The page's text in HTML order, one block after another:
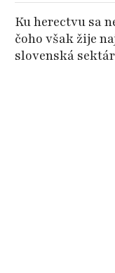
Ku herectvu sa
čoho však žije
slovenská